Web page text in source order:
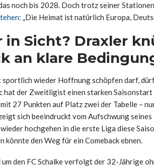
noch bis 2028. Doch trotz seiner
: „Die Heimat ist natürlich Europa,
in Sicht? Draxler
an klare
sportlich wieder Hoffnung schöpfen darf,
hat der Zweitligist einen starken
27 Punkten auf Platz zwei der Tabelle –
sich beeindruckt vom Aufschwung
hochgehen in die erste Liga diese
könnte den Weg für ein Comeback ebnen.
um den FC Schalke verfolgt der 32-Jährige